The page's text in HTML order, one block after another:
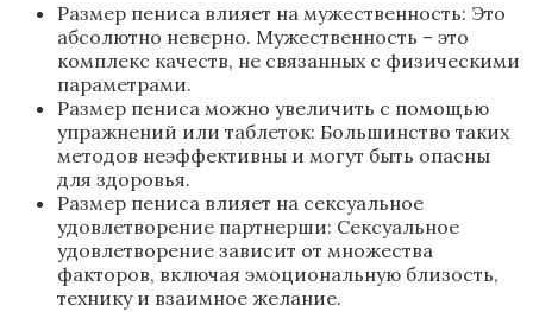
Размер пениса влияет на мужественность: Это
абсолютно неверно. Мужественность – это
комплекс качеств, не связанных с физическими
параметрами.
Размер пениса можно увеличить с помощью
упражнений или таблеток: Большинство таких
методов неэффективны и могут быть опасны
для здоровья.
Размер пениса влияет на сексуальное
удовлетворение партнерши: Сексуальное
удовлетворение зависит от множества
факторов, включая эмоциональную близость,
технику и взаимное желание.